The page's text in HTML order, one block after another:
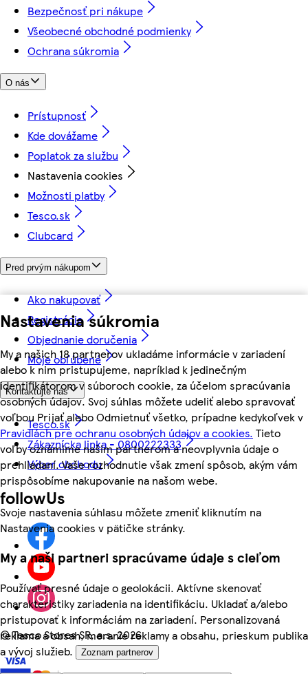
Nastavenia súkromia
My a našich 18 partnerov ukladáme informácie v zariadení
alebo k nim pristupujeme, napríklad k jedinečným
identifikátorom v súboroch cookie, za účelom spracúvania
osobných údajov. Svoj súhlas môžete udeliť alebo spravovať
voľbou Prijať alebo Odmietnuť všetko, prípadne kedykoľvek v
Pravidlách pre ochranu osobných údajov a cookies. Tieto
voľby oznámime našim partnerom a neovplyvnia údaje o
prehliadaní. Vaše rozhodnutie však zmení spôsob, akým vám
prispôsobíme nakupovanie na našom webe.
Svoje nastavenia súhlasu môžete zmeniť kliknutím na
Nastavenia cookies v pätičke stránky.
My a naši partneri spracúvame údaje s cieľom
Používať presné údaje o geolokácii. Aktívne skenovať
charakteristiky zariadenia na identifikáciu. Ukladať a/alebo
pristupovať k informáciám na zariadení. Personalizovaná
reklama a obsah, meranie reklamy a obsahu, prieskum publika
a vývoj služieb.
Zoznam partnerov
Bezpečnosť pri nákupe
Všeobecné obchodné podmienky
Ochrana súkromia
O nás
Prístupnosť
Kde dovážame
Poplatok za službu
Nastavenia cookies
Možnosti platby
Tesco.sk
Clubcard
Pred prvým nákupom
Ako nakupovať
Registrácia
Objednanie doručenia
Moje obľúbené
Kontaktujte nás
Tesco.sk
Zákaznícka linka - 0800222333
Výber obchodu
followUs
©Tesco Stores SR, a.s. 2026